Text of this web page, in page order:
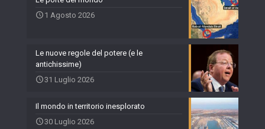
1 Agosto 2026
Le nuove regole del potere (e le
antichissime)
31 Luglio 2026
Il mondo in territorio inesplorato
30 Luglio 2026